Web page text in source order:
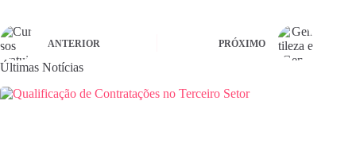
ANTERIOR PRÓXIMO
Últimas Notícias